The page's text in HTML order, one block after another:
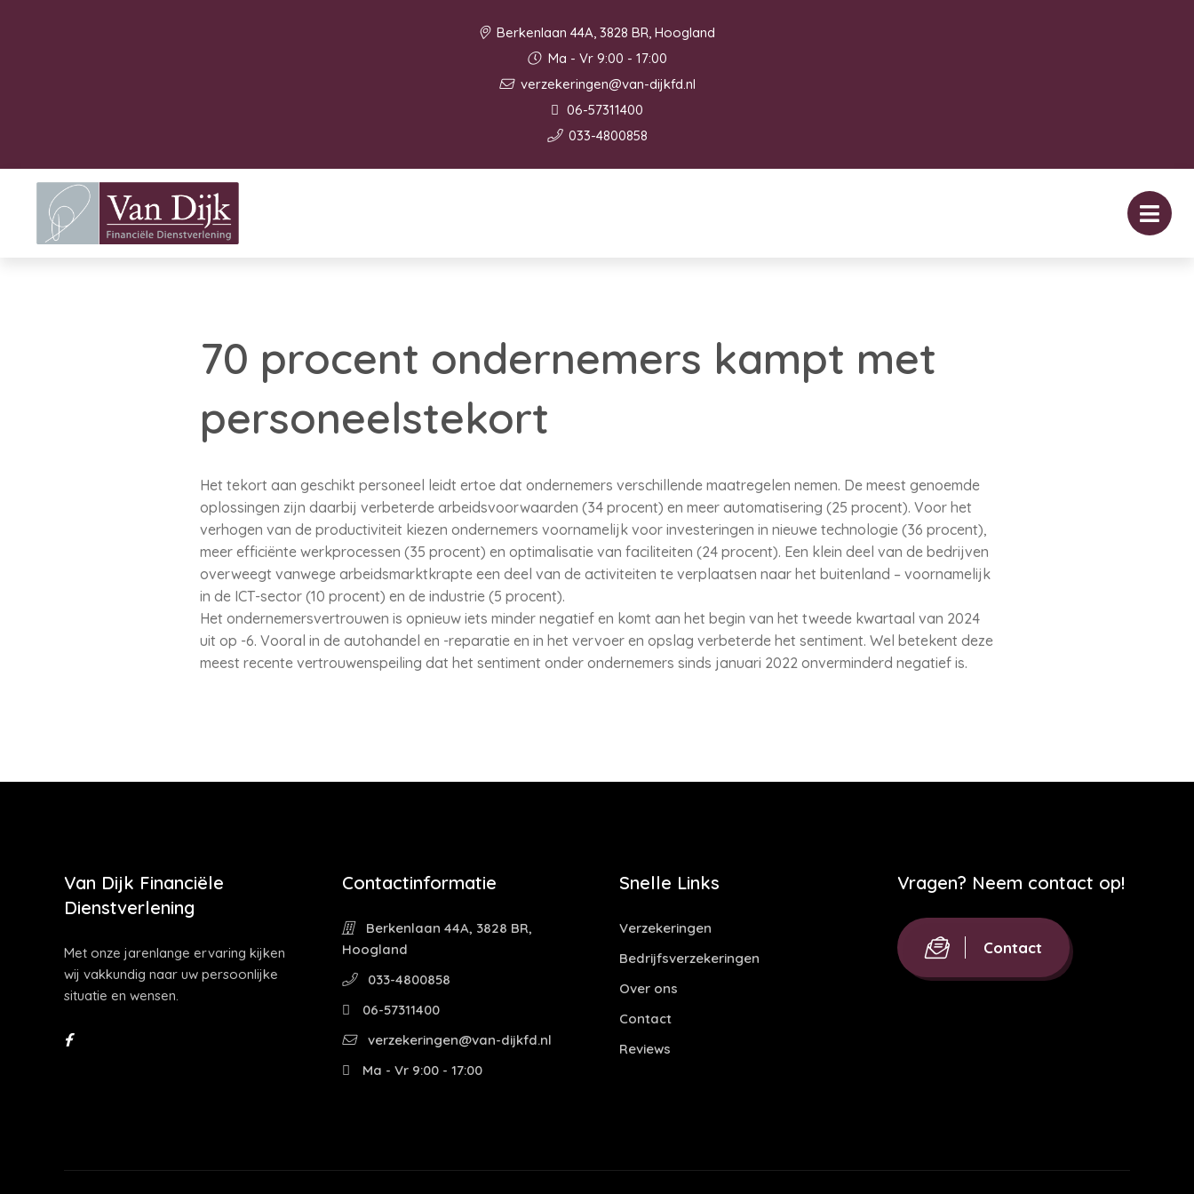
Berkenlaan 44A, 3828 BR, Hoogland
Ma - Vr 9:00 - 17:00
verzekeringen@van-dijkfd.nl
06-57311400
033-4800858
70 procent ondernemers kampt met
personeelstekort
Het tekort aan geschikt personeel leidt ertoe dat ondernemers verschillende maatregelen nemen. De meest genoemde
oplossingen zijn daarbij verbeterde arbeidsvoorwaarden (34 procent) en meer automatisering (25 procent). Voor het
verhogen van de productiviteit kiezen ondernemers voornamelijk voor investeringen in nieuwe technologie (36 procent),
meer efficiënte werkprocessen (35 procent) en optimalisatie van faciliteiten (24 procent). Een klein deel van de bedrijven
overweegt vanwege arbeidsmarktkrapte een deel van de activiteiten te verplaatsen naar het buitenland – voornamelijk
in de ICT-sector (10 procent) en de industrie (5 procent).
Het ondernemersvertrouwen is opnieuw iets minder negatief en komt aan het begin van het tweede kwartaal van 2024
uit op -6. Vooral in de autohandel en -reparatie en in het vervoer en opslag verbeterde het sentiment. Wel betekent deze
meest recente vertrouwenspeiling dat het sentiment onder ondernemers sinds januari 2022 onverminderd negatief is.
Van Dijk Financiële
Dienstverlening
Met onze jarenlange ervaring kijken
wij vakkundig naar uw persoonlijke
situatie en wensen.
Contactinformatie
Berkenlaan 44A, 3828 BR,
Hoogland
033-4800858
06-57311400
verzekeringen@van-dijkfd.nl
Ma - Vr 9:00 - 17:00
Snelle Links
Verzekeringen
Bedrijfsverzekeringen
Over ons
Contact
Reviews
Vragen? Neem contact op!
Contact